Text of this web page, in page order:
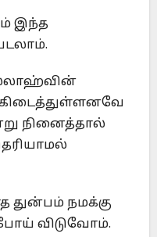
இந்த
கிடைத்துள்ளனவே
நினைத்தால்
துன்பம் நமக்கு
போய் விடுவோம்.